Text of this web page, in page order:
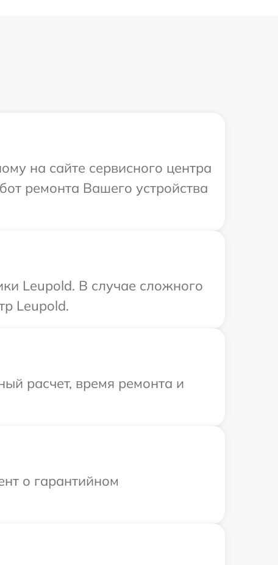
на сайте сервисного центра
ремонта Вашего устройства
Leupold. В случае сложного
Leupold.
расчет, время ремонта и
о гарантийном